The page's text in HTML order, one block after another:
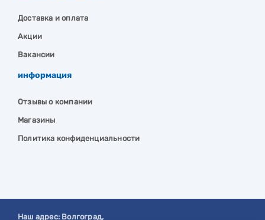
Доставка и оплата
Акции
Вакансии
информация
Отзывы о компании
Магазины
Политика конфиденциальности
Наш адрес: Волгоград,